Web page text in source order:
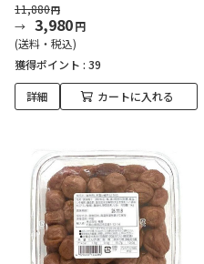
11,880円
3,980円
(送料・税込)
獲得ポイント : 39
詳細 カートに入れる